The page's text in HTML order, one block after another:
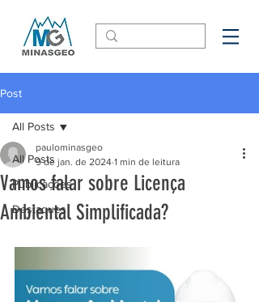
Post
All Posts
Publicações
Destaques
All Posts
Vamos falar sobre Licença
Ambiental Simplificada?
paulominasgeo
9 de jan. de 2024 1 min de leitura